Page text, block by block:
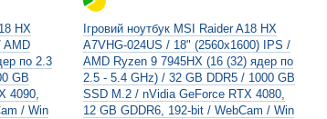
HX
AMD
по 2.3
GB
4090,
/ Win
Ігровий ноутбук MSI Raider A18 HX
A7VHG-024US / 18" (2560x1600) IPS /
AMD Ryzen 9 7945HX (16 (32) ядер по
2.5 - 5.4 GHz) / 32 GB DDR5 / 1000 GB
SSD M.2 / nVidia GeForce RTX 4080,
12 GB GDDR6, 192-bit / WebCam / Win